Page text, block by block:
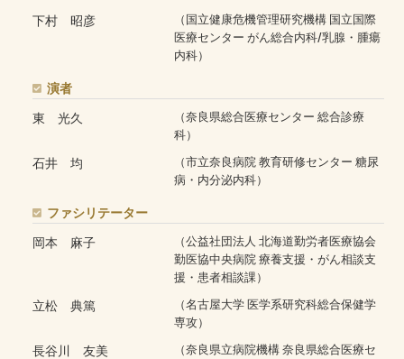
下村 昭彦
（国立健康危機管理研究機構 国立国際
医療センター がん総合内科/乳腺・腫瘍
内科）
演者
東 光久
（奈良県総合医療センター 総合診療
科）
石井 均
（市立奈良病院 教育研修センター 糖尿
病・内分泌内科）
ファシリテーター
岡本 麻子
（公益社団法人 北海道勤労者医療協会
勤医協中央病院 療養支援・がん相談支
援・患者相談課）
立松 典篤
（名古屋大学 医学系研究科総合保健学
専攻）
長谷川 友美
（奈良県立病院機構 奈良県総合医療セ